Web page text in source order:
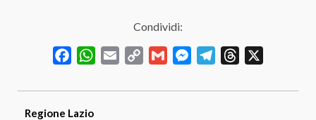
Condividi:
FacebookWhatsApp
Email
Copy
Gmail MessengerTelegramThreads
Regione Lazio